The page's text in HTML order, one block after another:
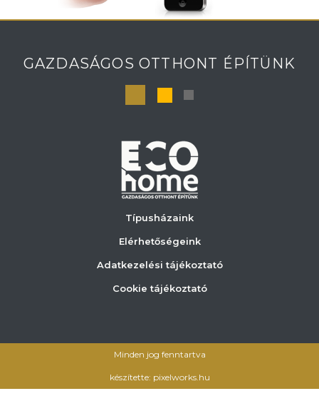
GAZDASÁGOS OTTHONT ÉPÍTÜNK
Típusházaink
Elérhetőségeink
Adatkezelési tájékoztató
Cookie tájékoztató
Minden jog fenntartva
készítette: pixelworks.hu